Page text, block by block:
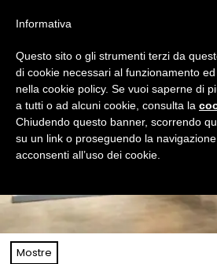
Mostre
Informativa
Questo sito o gli strumenti terzi da
di cookie necessari al funzionamento
nella cookie policy. Se vuoi saperne di
a tutti o ad alcuni cookie, consulta la
Chiudendo questo banner, scorrendo
su un link o proseguendo la
acconsenti all’uso dei cookie.